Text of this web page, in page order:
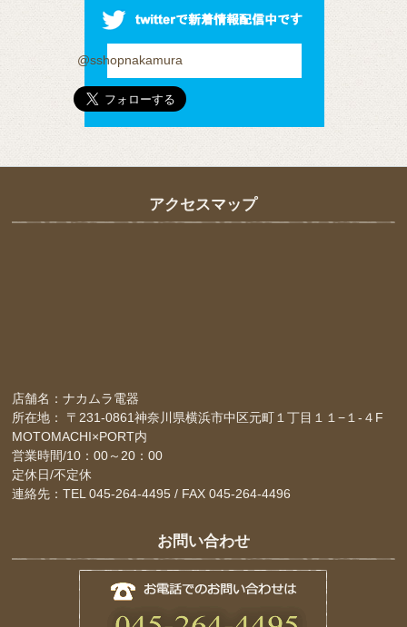
@sshopnakamura
アクセスマップ
店舗名：ナカムラ電器
所在地： 〒231-0861神奈川県横浜市中区元町１丁目１１−１-４F
MOTOMACHI×PORT内
営業時間/10：00～20：00
定休日/不定休
連絡先：TEL 045-264-4495 / FAX 045-264-4496
お問い合わせ